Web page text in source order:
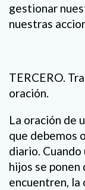
gestionar
nuestras
TERCERO.
oración.
La oración de
que debemos
diario.
hijos se ponen
encuentren, la